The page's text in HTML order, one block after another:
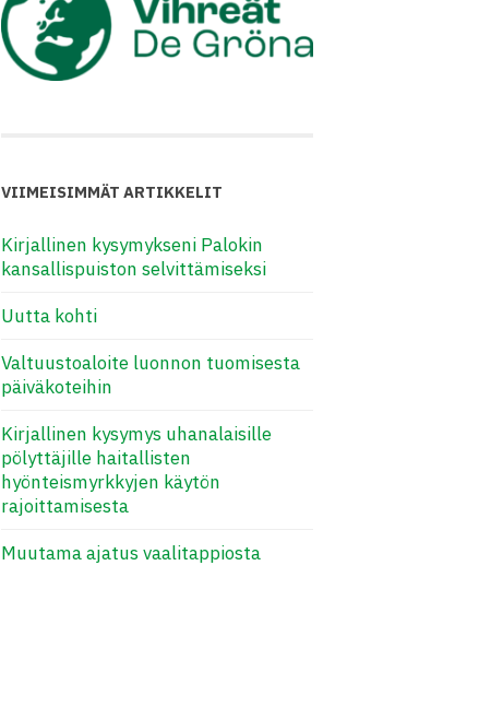
VIIMEISIMMÄT ARTIKKELIT
Kirjallinen kysymykseni Palokin
kansallispuiston selvittämiseksi
Uutta kohti
Valtuustoaloite luonnon tuomisesta
päiväkoteihin
Kirjallinen kysymys uhanalaisille
pölyttäjille haitallisten
hyönteismyrkkyjen käytön
rajoittamisesta
Muutama ajatus vaalitappiosta